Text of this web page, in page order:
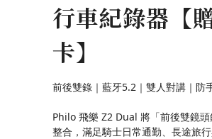
行車紀錄器【
卡】
前後雙錄｜藍牙5.2｜雙人對講｜防
Philo 飛樂 Z2 Dual 將「前後雙鏡
整合，滿足騎士日常通勤、長途旅行